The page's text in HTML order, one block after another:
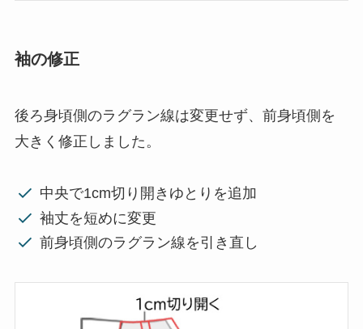
袖の修正
後ろ身頃側のラグラン線は変更せず、前身頃側を
大きく修正しました。
中央で1cm切り開きゆとりを追加
袖丈を短めに変更
前身頃側のラグラン線を引き直し